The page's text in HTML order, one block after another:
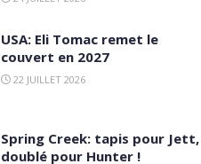
USA: Eli Tomac remet le
couvert en 2027
22 JUILLET 2026
Spring Creek: tapis pour Jett,
doublé pour Hunter !